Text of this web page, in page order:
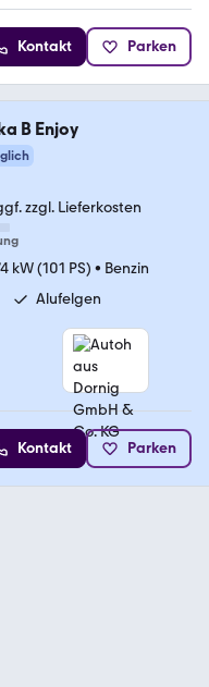
Kontakt Parken
B Enjoy
zzgl. Lieferkosten
kW (101 PS) • Benzin
Alufelgen
Kontakt Parken